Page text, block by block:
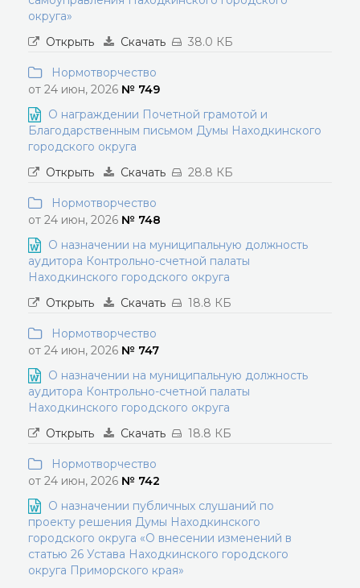
округа»
Открыть
Скачать 38.0 КБ
Нормотворчество
от 24 июн, 2026 № 749
О награждении Почетной грамотой и
Благодарственным письмом Думы Находкинского
городского округа
Открыть
Скачать 28.8 КБ
Нормотворчество
от 24 июн, 2026 № 748
О назначении на муниципальную должность
аудитора Контрольно-счетной палаты
Находкинского городского округа
Открыть
Скачать 18.8 КБ
Нормотворчество
от 24 июн, 2026 № 747
О назначении на муниципальную должность
аудитора Контрольно-счетной палаты
Находкинского городского округа
Открыть
Скачать 18.8 КБ
Нормотворчество
от 24 июн, 2026 № 742
О назначении публичных слушаний по
проекту решения Думы Находкинского
городского округа «О внесении изменений в
статью 26 Устава Находкинского городского
округа Приморского края»